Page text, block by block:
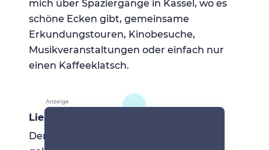
mich über Spaziergänge in Kassel, wo es
schöne Ecken gibt, gemeinsame
Erkundungstouren, Kinobesuche,
Musikveranstaltungen oder einfach nur
einen Kaffeeklatsch.
Lieblingsbücher
Den Netten beißen die Hunde zuletzt